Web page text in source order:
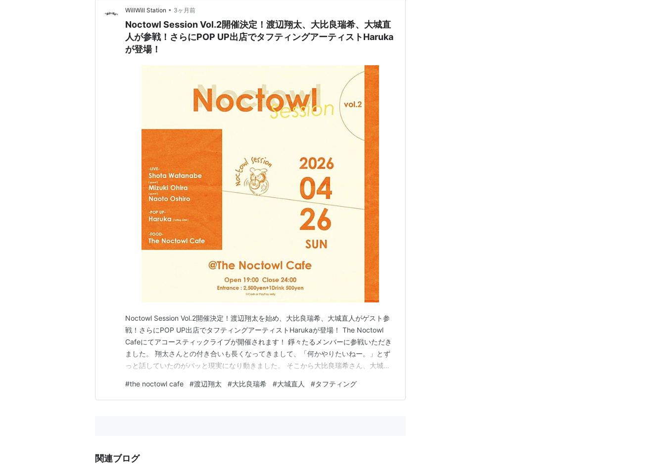
WillWill Station • 3ヶ月前
Noctowl Session Vol.2開催決定！渡辺翔太、大比良瑞希、大城直
人が参戦！さらにPOP UP出店でタフティングアーティストHaruka
が登場！
Noctowl Session Vol.2開催決定！渡辺翔太を始め、大比良瑞希、大城直人がゲスト参
戦！さらにPOP UP出店でタフティングアーティストHarukaが登場！ The Noctowl
Cafeにてアコースティックライブが開催されます！ 錚々たるメンバーに参戦いただき
ました。 翔太さんとの付き合いも長くなってきまして、「何かやりたいねー。」とず
っと話していたのがパッと現実になり動きました。 そこから大比良瑞希さん、大城直
Harukaさん。 こちらも「何かPOP UPも呼びたいね。」で共通の人思い出していた…
#the noctowl cafe #渡辺翔太 #大比良瑞希 #大城直人 #タフティング
関連ブログ